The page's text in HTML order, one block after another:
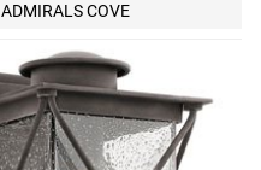
ADMIRALS COVE